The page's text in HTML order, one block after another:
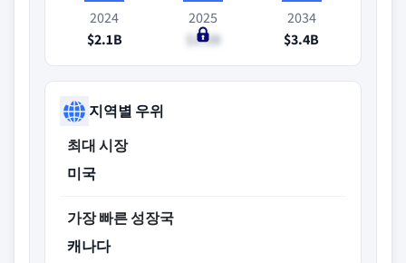
2024
$2.1B
2025
$2.2B
2034
$3.4B
지역별 우위
최대 시장
미국
가장 빠른 성장국
캐나다